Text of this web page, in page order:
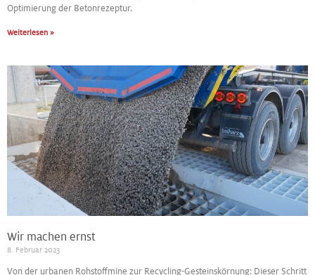
Optimierung der Betonrezeptur.
Weiterlesen »
Wir machen ernst
8. Februar 2023
Von der urbanen Rohstoffmine zur Recycling-Gesteinskörnung: Dieser Schritt